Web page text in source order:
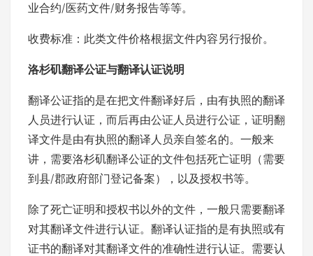
业合约/医药文件/财务报告等等。
收费标准：此类文件价格根据文件内容另行报价。
洛杉矶翻译公证与翻译认证说明
翻译公证指的是在把文件翻译好后，由有执照的翻译
人员进行认证，而后再由公证人员进行公证，证明翻
译文件是由有执照的翻译人员亲自签名的。一般来
讲，需要洛杉矶翻译公证的文件包括死亡证明（需要
到县/郡政府部门登记备案），以及授权书等。
除了死亡证明和授权书以外的文件，一般只需要翻译
对其翻译文件进行认证。翻译认证指的是有执照或有
证书的翻译对其翻译文件的准确性进行认证。需要认